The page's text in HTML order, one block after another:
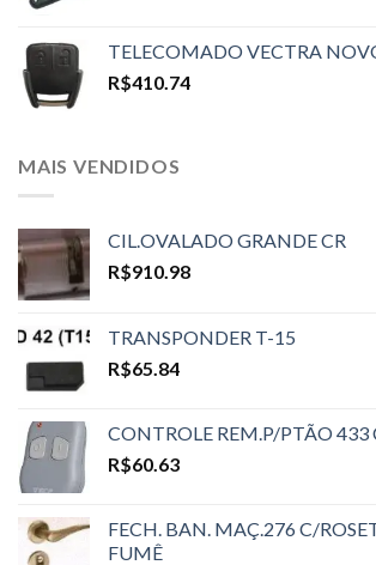
TELECOMADO VECTRA
R$410.74
MAIS VENDIDOS
CIL.OVALADO GRANDE CR
R$910.98
TRANSPONDER T-15
R$65.84
CONTROLE REM.P/PTÃO 433
R$60.63
FECH. BAN. MAÇ.276 C/
FUMÊ